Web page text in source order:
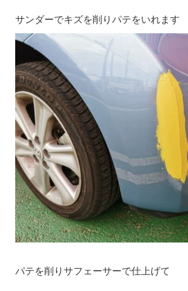
サンダーでキズを削りパテをいれます
パテを削りサフェーサーで仕上げて